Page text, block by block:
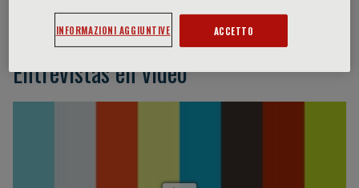
Domenico,Dagres Nikolaos
Entrevistas en vídeo
INFORMAZIONI AGGIUNTIVE ACCETTO